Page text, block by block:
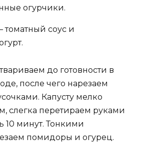
огурчики.
соус и
до готовности в
после чего нарезаем
Капусту мелко
слегка перетираем руками
10 минут. Тонкими
помидоры и огурец.